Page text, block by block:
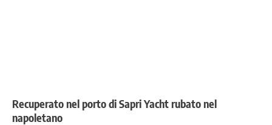
Recuperato nel porto di Sapri Yacht rubato nel
napoletano